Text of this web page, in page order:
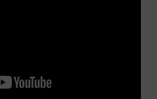
ずらいことがある